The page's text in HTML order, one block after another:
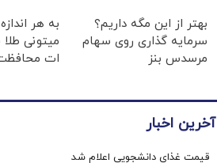
بهتر از این مگه داریم؟
سرمایه گذاری روی سهام
مرسدس بنز
به هر
میتونی
ات
آخرین اخبار
قیمت غذای دانشجویی اعلام شد